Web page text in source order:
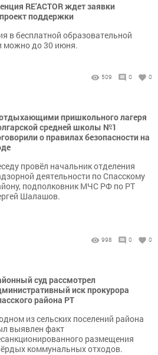
RE’ACTOR ждет заявки
поддержки
в бесплатной образовательной
можно до 30 июня.
509 0 0
пришкольного лагеря
средней школы №1
о правилах безопасности на
провёл начальник отделения
деятельности по Спасскому
подполковник МЧС РФ по РТ
Шалашов.
998 0 0
суд рассмотрел
иск прокурора
района РТ
из сельских поселений района
выявлен факт
размещения
коммунальных отходов.